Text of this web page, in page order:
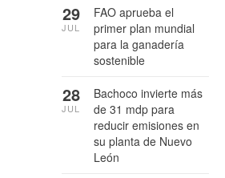
FAO aprueba el
primer plan mundial
para la ganadería
sostenible
29
JUL
Bachoco invierte más
de 31 mdp para
reducir emisiones en
su planta de Nuevo
León
28
JUL